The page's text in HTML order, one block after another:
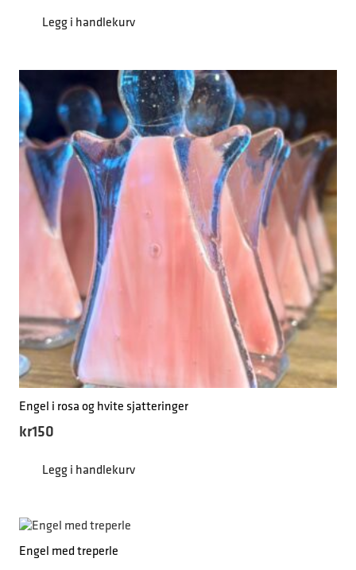
Legg i handlekurv
Engel i rosa og hvite sjatteringer
kr150
Legg i handlekurv
Engel med treperle